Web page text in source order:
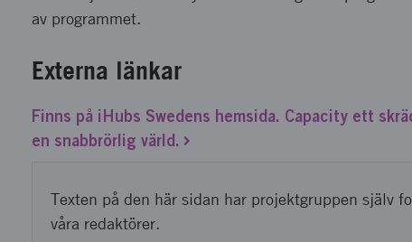
av programmet.
Externa länkar
Finns på iHubs Swedens hemsida. Capacity ett
en snabbrörlig värld.
Texten på den här sidan har projektgruppen själv
våra redaktörer.